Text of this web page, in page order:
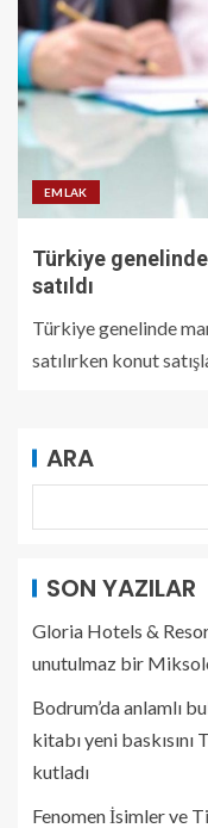
EMLAK
Türkiye
satıldı
Türkiye genelinde
satılırken konut
ARA
SON YAZILAR
Gloria Hotels &
unutulmaz bir
Bodrum’da anlamlı
kitabı yeni
kutladı
Fenomen İsimler ve